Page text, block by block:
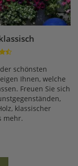
schönsten
Ihnen, welche
Freuen Sie sich
klassischer
mehr.